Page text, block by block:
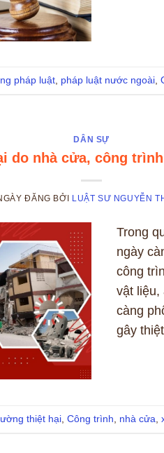
pháp luật, pháp luật nước ngoài,
DÂN SỰ
do nhà cửa, công
ĐĂNG BỞI LUẬT SƯ NGUYỄN
Trong
ngày
công
vật
càng
gây
thiệt hại, Công trình, nhà cửa,